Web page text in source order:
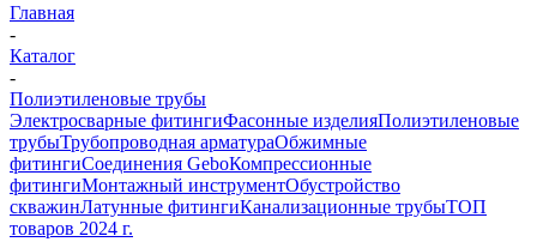
Главная
-
Каталог
-
Полиэтиленовые трубы
Электросварные фитингиФасонные изделияПолиэтиленовые
трубыТрубопроводная арматураОбжимные
фитингиСоединения GeboКомпрессионные
фитингиМонтажный инструментОбустройство
скважинЛатунные фитингиКанализационные трубыТОП
товаров 2024 г.